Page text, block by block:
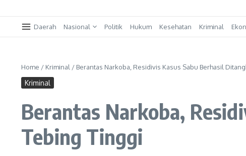
Daerah Nasional Politik Hukum Kesehatan Kriminal
Home / Kriminal / Berantas Narkoba, Residivis Kasus Sabu Berhasil
Kriminal
Berantas Narkoba,
Tebing Tinggi